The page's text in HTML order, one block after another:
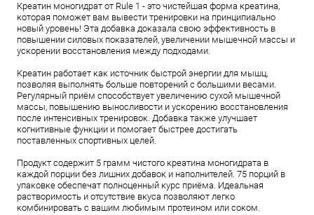
Креатин моногидрат от Rule 1 - это чистейшая форма креатина,
которая поможет вам вывести тренировки на принципиально
новый уровень! Эта добавка доказала свою эффективность в
повышении силовых показателей, увеличении мышечной массы и
ускорении восстановления между подходами.
Креатин работает как источник быстрой энергии для мышц,
позволяя выполнять больше повторений с большими весами.
Регулярный приём способствует увеличению сухой мышечной
массы, повышению выносливости и ускорению восстановления
после интенсивных тренировок. Добавка также улучшает
когнитивные функции и помогает быстрее достигать
поставленных спортивных целей.
Продукт содержит 5 грамм чистого креатина моногидрата в
каждой порции без лишних добавок и наполнителей. 75 порций в
упаковке обеспечат полноценный курс приёма. Идеальная
растворимость и отсутствие вкуса позволяют легко
комбинировать с вашим любимым протеином или соком.